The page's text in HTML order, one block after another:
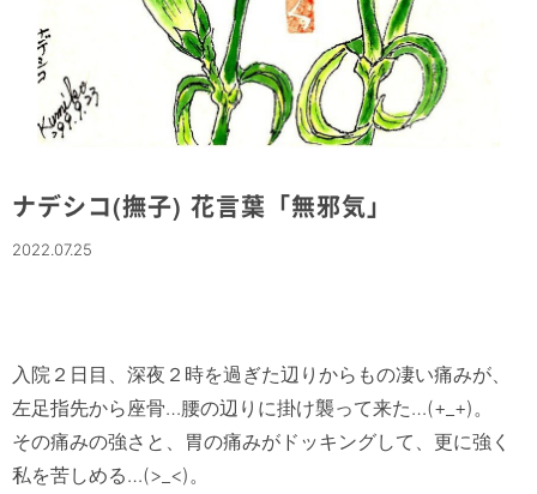
ナデシコ(撫子) 花言葉「無邪気」
2022.07.25
入院２日目、深夜２時を過ぎた辺りからもの凄い痛みが、
左足指先から座骨…腰の辺りに掛け襲って来た…(+_+)。
その痛みの強さと、胃の痛みがドッキングして、更に強く
私を苦しめる…(>_<)。